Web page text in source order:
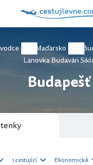
Maďarsko
Lanovka Budavári
Budapešť
1 cestující Ekonomická